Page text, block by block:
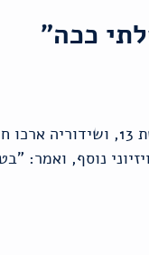
ככה"
גלעד סיים לשדר בפעם האחרונה
נוסף, ואמר: